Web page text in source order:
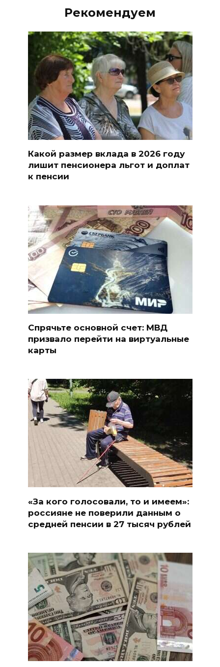
Рекомендуем
Какой размер вклада в 2026 году
лишит пенсионера льгот и доплат
к пенсии
Спрячьте основной счет: МВД
призвало перейти на виртуальные
карты
«За кого голосовали, то и имеем»:
россияне не поверили данным о
средней пенсии в 27 тысяч рублей